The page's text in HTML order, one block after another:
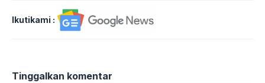
Ikutikami :
Tinggalkan komentar